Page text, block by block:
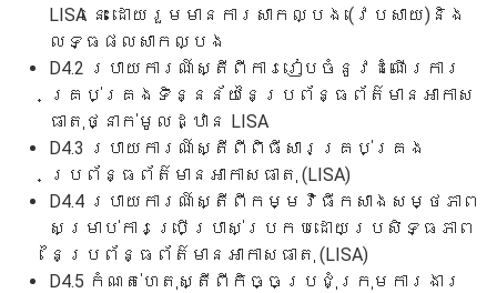
LISA នេះ ដោយរួមមានការសាកល្បង (វេបសាយ)និង
លទ្ធផលសាកល្បង
D4.2 របាយការណ៍ស្តីពីការរៀបចំនូវដំណើរការ
គ្រប់គ្រងទិន្នន័យនៃប្រព័ន្ធព័ត៌មានអាកាស
ធាតុថ្នាក់មូលដ្ឋាន LISA
D4.3 របាយការណ៍ស្តីពីពិធីសារគ្រប់គ្រង
ប្រព័ន្ធព័ត៌មានអាកាសធាតុ (LISA)
D4.4 របាយការណ៍ស្តីពីកម្មវិធីកសាងសម្ថភាព
សម្រាប់ការប្រើប្រាស់ប្រកបដោយប្រសិទ្ធភាព
នៃប្រព័ន្ធព័ត៌មានអាកាសធាតុ (LISA)
D4.5 កំណត់ហេតុស្តីពីកិច្ចប្រជុំក្រុមការងារ